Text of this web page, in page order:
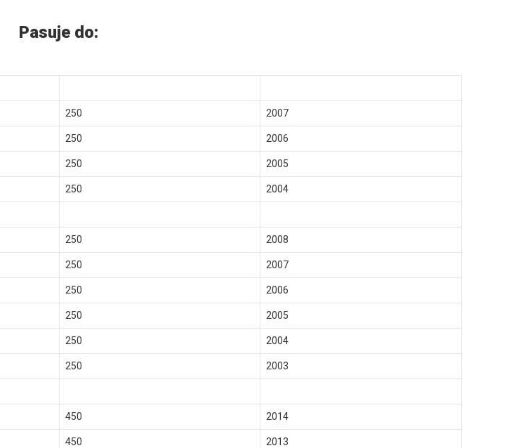
Pasuje do:
250 2007
250 2006
250 2005
250 2004
250 2008
250 2007
250 2006
250 2005
250 2004
250 2003
450 2014
450 2013